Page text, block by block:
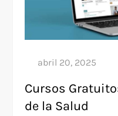
Cursos
de la Salud